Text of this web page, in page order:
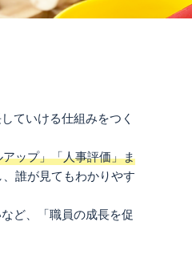
ていける仕組みをつく
ップ」「人事評価」ま
誰が見てもわかりやす
ど、「職員の成長を促